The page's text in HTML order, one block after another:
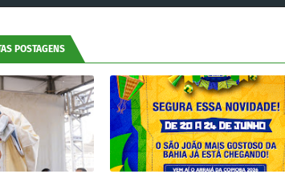
POSTAGENS